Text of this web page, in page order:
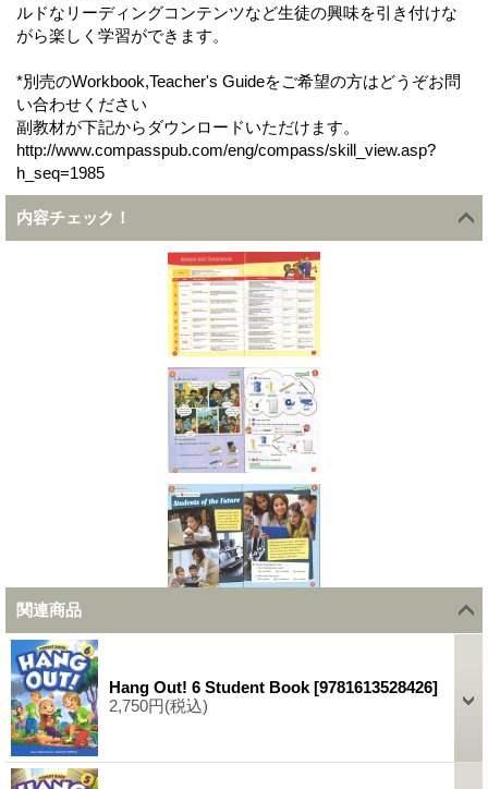
ルドなリーディングコンテンツなど生徒の興味を引き付けな
がら楽しく学習ができます。
*別売のWorkbook,Teacher's Guideをご希望の方はどうぞお問
い合わせください
副教材が下記からダウンロードいただけます。
http://www.compasspub.com/eng/compass/skill_view.asp?
h_seq=1985
内容チェック！
関連商品
Hang Out! 6 Student Book [9781613528426]
2,750円(税込)